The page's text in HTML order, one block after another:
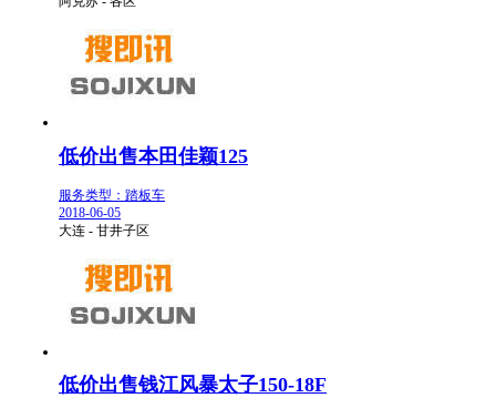
低价出售本田佳颖125
服务类型：踏板车
2018-06-05
大连 - 甘井子区
低价出售钱江风暴太子150-18F